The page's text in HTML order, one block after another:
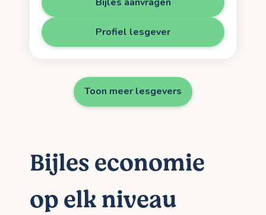
Profiel lesgever
Toon meer lesgevers
Bijles economie
op elk niveau